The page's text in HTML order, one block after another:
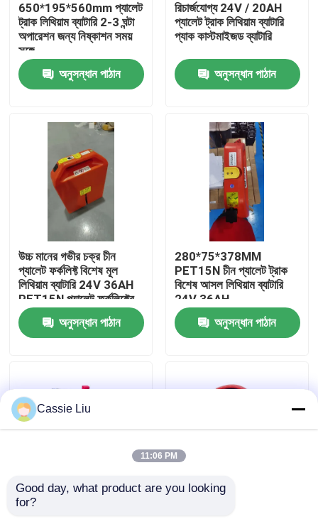
আমাদের সম্পর্কে
কারখানা ভ্রমণ
মান নিয়ন্ত্রণ
উদ্ধৃতির জন্য আবেদন
ফর্কলিফ্ট লিথিয়াম ব্যাটারি
বৈদ্যুতিক ফর্কলিফ্ট লিথিয়াম আয়ন ব্যাটারি
650*195*560mm প্যালেট
ট্রাক লিথিয়াম ব্যাটারি 2-3 ঘন্টা
অপারেশন জন্য নিষ্কাশন সময়
সঙ্গে
অনুসন্ধান পাঠান
রিচার্জযোগ্য 24V / 20AH
প্যালেট ট্রাক লিথিয়াম ব্যাটারি
প্যাক কাস্টমাইজড ব্যাটারি
অনুসন্ধান পাঠান
উচ্চ মানের গভীর চক্র চীন
প্যালেট ফর্কলিফ্ট বিশেষ মূল
লিথিয়াম ব্যাটারি 24V 36AH
PET15N প্যালেট ফর্কলিফ্টের
জন্য
অনুসন্ধান পাঠান
280*75*378MM
PET15N চীন প্যালেট ট্রাক
বিশেষ আসল লিথিয়াম ব্যাটারি
24V 36AH
অনুসন্ধান পাঠান
24V 40AH Pallet Truck
Cassie Liu
11:06 PM
Good day, what product are you looking
for?